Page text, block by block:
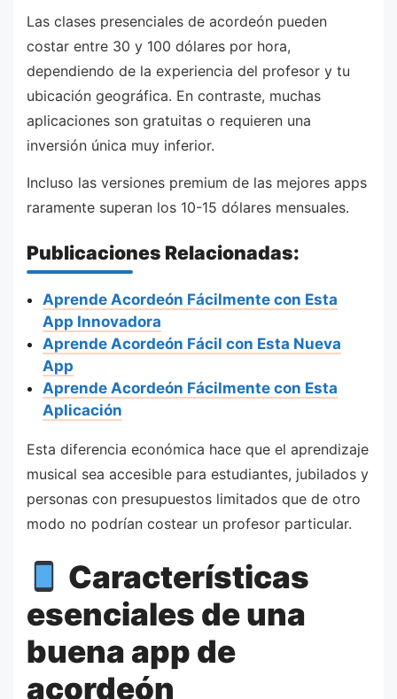
Las clases presenciales de acordeón pueden
costar entre 30 y 100 dólares por hora,
dependiendo de la experiencia del profesor y tu
ubicación geográfica. En contraste, muchas
aplicaciones son gratuitas o requieren una
inversión única muy inferior.
Incluso las versiones premium de las mejores apps
raramente superan los 10-15 dólares mensuales.
Publicaciones Relacionadas:
Aprende Acordeón Fácilmente con Esta
App Innovadora
Aprende Acordeón Fácil con Esta Nueva
App
Aprende Acordeón Fácilmente con Esta
Aplicación
Esta diferencia económica hace que el aprendizaje
musical sea accesible para estudiantes, jubilados y
personas con presupuestos limitados que de otro
modo no podrían costear un profesor particular.
Características
esenciales de una
buena app de
acordeón